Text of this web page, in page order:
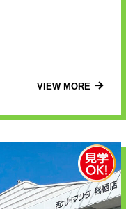
VIEW MORE